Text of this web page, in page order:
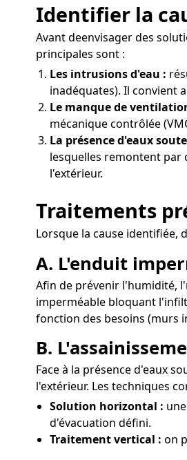
Identifier la
Avant deenvisager des
principales sont :
Les intrusions d'eau :
inadéquates). Il convient
Le manque de
mécanique contrôlée
La présence d'eaux
lesquelles remontent par
l'extérieur.
Traitements
Lorsque la cause
A. L'enduit
Afin de prévenir l'humidité,
imperméable bloquant
fonction des besoins (murs
B.
Face à la présence d'eaux
l'extérieur. Les techniques
Solution horizontal :
d'évacuation défini.
Traitement vertical : on